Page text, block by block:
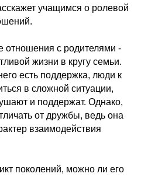
учащимся о ролевой
отношения с родителями -
жизни в кругу семьи.
есть поддержка, люди к
в сложной ситуации,
и поддержат. Однако,
от дружбы, ведь она
взаимодействия
поколений, можно ли его